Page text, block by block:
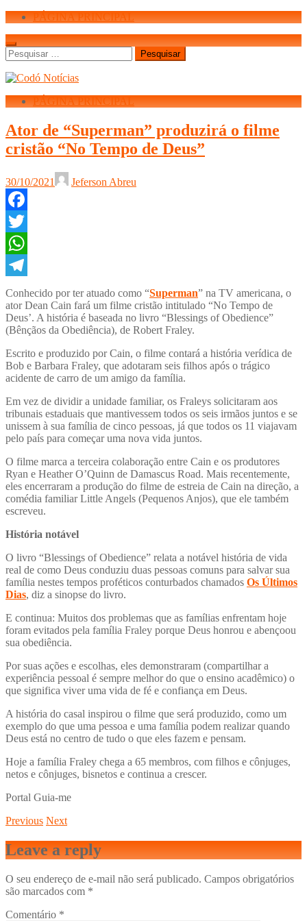
PÁGINA PRINCIPAL
Pesquisar
por:
PÁGINA PRINCIPAL
Ator de “Superman” produzirá o filme
cristão “No Tempo de Deus”
30/10/2021 Jeferson Abreu
Facebook
Twitter
WhatsApp
Telegram
Conhecido por ter atuado como “Superman” na TV americana, o
ator Dean Cain fará um filme cristão intitulado “No Tempo de
Deus’. A história é baseada no livro “Blessings of Obedience”
(Bênçãos da Obediência), de Robert Fraley.
Escrito e produzido por Cain, o filme contará a história verídica de
Bob e Barbara Fraley, que adotaram seis filhos após o trágico
acidente de carro de um amigo da família.
Em vez de dividir a unidade familiar, os Fraleys solicitaram aos
tribunais estaduais que mantivessem todos os seis irmãos juntos e se
unissem à sua família de cinco pessoas, já que todos os 11 viajavam
pelo país para começar uma nova vida juntos.
O filme marca a terceira colaboração entre Cain e os produtores
Ryan e Heather O’Quinn de Damascus Road. Mais recentemente,
eles encerraram a produção do filme de estreia de Cain na direção, a
comédia familiar Little Angels (Pequenos Anjos), que ele também
escreveu.
História notável
O livro “Blessings of Obedience” relata a notável história de vida
real de como Deus conduziu duas pessoas comuns para salvar sua
família nestes tempos proféticos conturbados chamados Os Últimos
Dias, diz a sinopse do livro.
E continua: Muitos dos problemas que as famílias enfrentam hoje
foram evitados pela família Fraley porque Deus honrou e abençoou
sua obediência.
Por suas ações e escolhas, eles demonstraram (compartilhar a
experiência pessoal é sempre melhor do que o ensino acadêmico) o
que significa viver uma vida de fé e confiança em Deus.
A história do casal inspirou o filme que será produzido, como um
exemplo do que uma pessoa e uma família podem realizar quando
Deus está no centro de tudo o que eles fazem e pensam.
Hoje a família Fraley chega a 65 membros, com filhos e cônjuges,
netos e cônjuges, bisnetos e continua a crescer.
Portal Guia-me
Previous Next
Leave a reply
O seu endereço de e-mail não será publicado. Campos obrigatórios
são marcados com *
Comentário *